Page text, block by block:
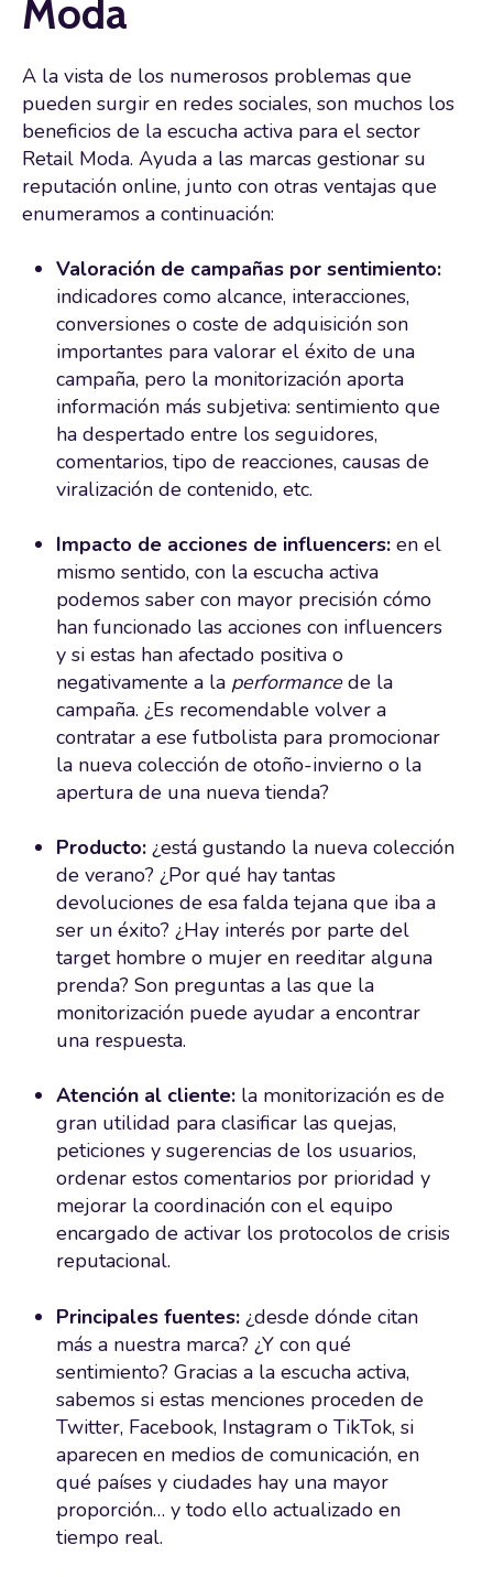
Moda
A la vista de los numerosos problemas que
pueden surgir en redes sociales, son muchos los
beneficios de la escucha activa para el sector
Retail Moda. Ayuda a las marcas gestionar su
reputación online, junto con otras ventajas que
enumeramos a continuación:
Valoración de campañas por sentimiento:
indicadores como alcance, interacciones,
conversiones o coste de adquisición son
importantes para valorar el éxito de una
campaña, pero la monitorización aporta
información más subjetiva: sentimiento que
ha despertado entre los seguidores,
comentarios, tipo de reacciones, causas de
viralización de contenido, etc.
Impacto de acciones de influencers:en el
mismo sentido, con la escucha activa
podemos saber con mayor precisión cómo
han funcionado las acciones con influencers
y si estas han afectado positiva o
negativamente a la performancede la
campaña. ¿Es recomendable volver a
contratar a ese futbolista para promocionar
la nueva colección de otoño-invierno o la
apertura de una nueva tienda?
Producto:¿está gustando la nueva colección
de verano? ¿Por qué hay tantas
devoluciones de esa falda tejana que iba a
ser un éxito? ¿Hay interés por parte del
target hombre o mujer en reeditar alguna
prenda? Son preguntas a las que la
monitorización puede ayudar a encontrar
una respuesta.
Atención al cliente: la monitorización es de
gran utilidad para clasificar las quejas,
peticiones y sugerencias de los usuarios,
ordenar estos comentarios por prioridad y
mejorar la coordinación con el equipo
encargado de activar los protocolos de crisis
reputacional.
Principales fuentes:¿desde dónde citan
más a nuestra marca? ¿Y con qué
sentimiento? Gracias a la escucha activa,
sabemos si estas menciones proceden de
Twitter, Facebook, Instagram o TikTok, si
aparecen en medios de comunicación, en
qué países y ciudades hay una mayor
proporción… y todo ello actualizado en
tiempo real.